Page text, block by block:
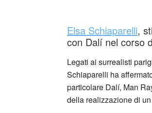
Elsa Schiaparelli,
con Dalí nel corso
Legati ai surrealisti
Schiaparelli ha
particolare Dalí, Man
della realizzazione di